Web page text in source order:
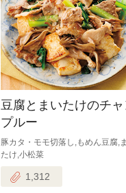
豆腐とまいたけのチャ
プルー
豚カタ・モモ切落し,もめん豆腐,
たけ,小松菜
1,312